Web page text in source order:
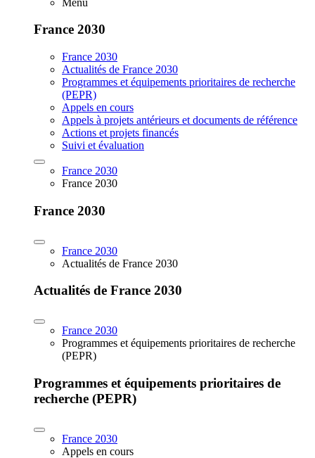
France 2030
France 2030
Actualités de France 2030
Programmes et équipements prioritaires de recherche
(PEPR)
Appels en cours
Appels à projets antérieurs et documents de référence
Actions et projets financés
Suivi et évaluation
France 2030
France 2030
France 2030
France 2030
Actualités de France 2030
Actualités de France 2030
France 2030
Programmes et équipements prioritaires de recherche
(PEPR)
Programmes et équipements prioritaires de
recherche (PEPR)
France 2030
Appels en cours